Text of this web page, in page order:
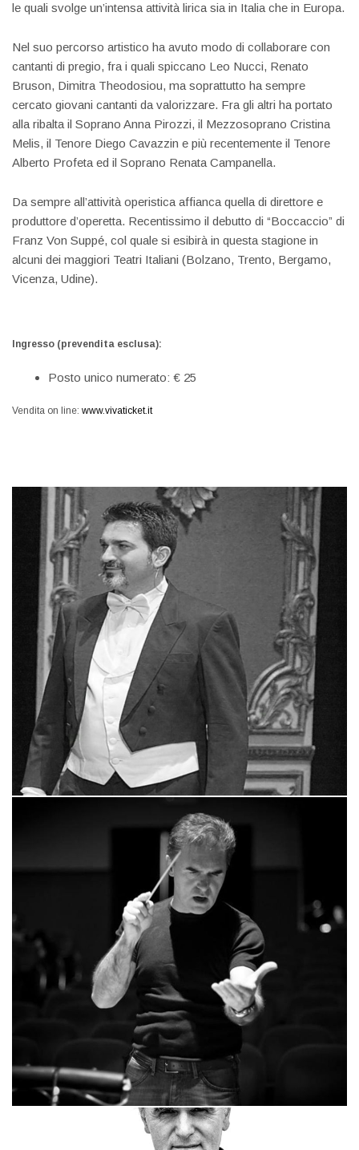
le quali svolge un’intensa attività lirica sia in Italia che in Europa.
Nel suo percorso artistico ha avuto modo di collaborare con
cantanti di pregio, fra i quali spiccano Leo Nucci, Renato
Bruson, Dimitra Theodosiou, ma soprattutto ha sempre
cercato giovani cantanti da valorizzare. Fra gli altri ha portato
alla ribalta il Soprano Anna Pirozzi, il Mezzosoprano Cristina
Melis, il Tenore Diego Cavazzin e più recentemente il Tenore
Alberto Profeta ed il Soprano Renata Campanella.
Da sempre all’attività operistica affianca quella di direttore e
produttore d’operetta. Recentissimo il debutto di “Boccaccio” di
Franz Von Suppé, col quale si esibirà in questa stagione in
alcuni dei maggiori Teatri Italiani (Bolzano, Trento, Bergamo,
Vicenza, Udine).
Ingresso (prevendita esclusa):
Posto unico numerato: € 25
Vendita on line:www.vivaticket.it